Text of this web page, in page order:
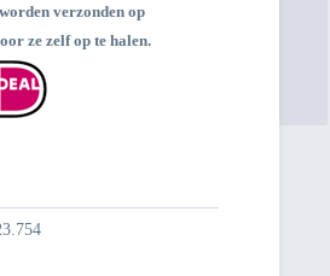
verzonden op
ze zelf op te halen.